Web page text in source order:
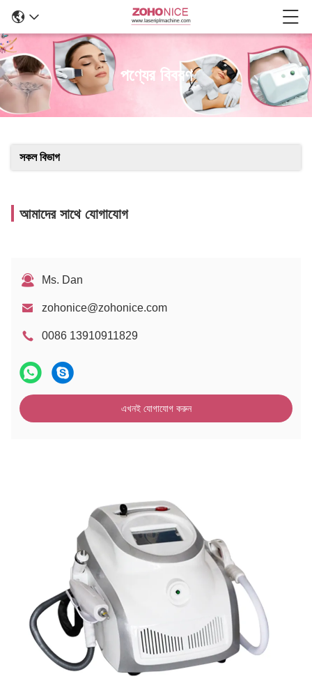
পণ্যের বিবরণ
সকল বিভাগ
আমাদের সাথে যোগাযোগ
Ms. Dan
zohonice@zohonice.com
0086 13910911829
এখনই যোগাযোগ করুন